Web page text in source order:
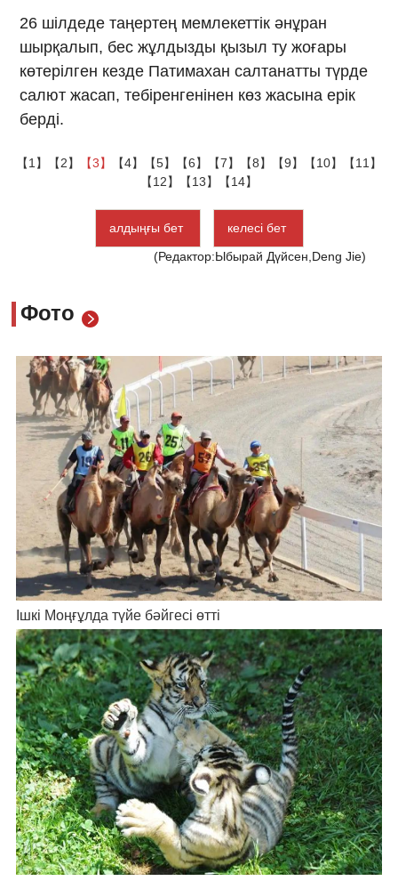
26 шілдеде таңертең мемлекеттік әнұран
шырқалып, бес жұлдызды қызыл ту жоғары
көтерілген кезде Патимахан салтанатты түрде
салют жасап, тебіренгенінен көз жасына ерік
берді.
【1】 【2】 【3】 【4】 【5】 【6】 【7】 【8】 【9】 【10】
【11】
【12】
【13】 【14】
алдыңғы бет
келесі бет
(Редактор:Ыбырай Дүйсен,Deng Jie)
Фото
Ішкі Моңғұлда түйе бәйгесі өтті